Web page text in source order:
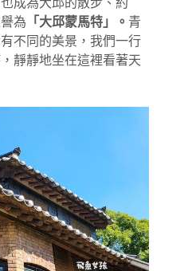
成為大邱的散步、約
為 「大邱蒙馬特」。 青
不同的美景，我們一行
靜靜地坐在這裡看著天